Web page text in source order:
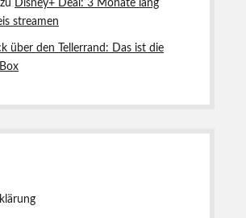
zu
Disney+ Deal: 3 Monate lang
streamen
über den Tellerrand: Das ist die